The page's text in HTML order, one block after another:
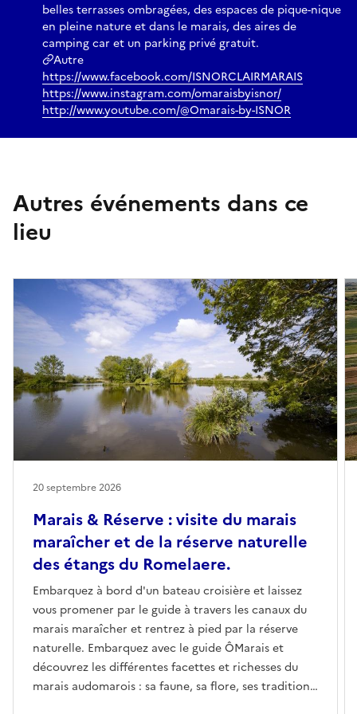
belles terrasses ombragées, des espaces de pique-nique
en pleine nature et dans le marais, des aires de
camping car et un parking privé gratuit.
Autre
https://www.facebook.com/ISNORCLAIRMARAIS
https://www.instagram.com/omaraisbyisnor/
http://www.youtube.com/@Omarais-by-ISNOR
Autres événements dans ce
lieu
Marais & Réserve : visite du marais
maraîcher et de la réserve naturelle
des étangs du Romelaere.
Embarquez à bord d'un bateau croisière et laissez
vous promener par le guide à travers les canaux du
marais maraîcher et rentrez à pied par la réserve
naturelle. Embarquez avec le guide ÔMarais et
découvrez les différentes facettes et richesses du
marais audomarois : sa faune, sa flore, ses traditions,
20 septembre 2026